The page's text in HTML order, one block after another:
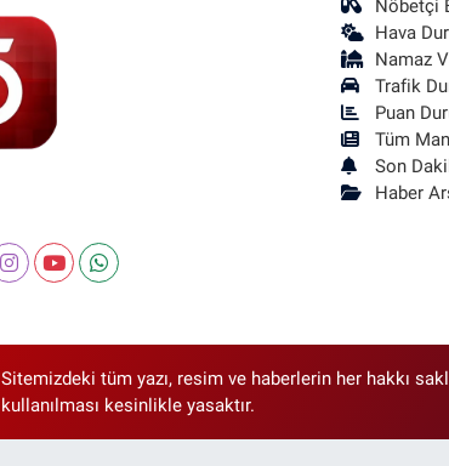
Nöbetçi
Hava
Namaz
Trafik
Puan
Tüm
Son
Haber
Sitemizdeki tüm yazı, resim ve haberlerin her hakkı
kullanılması kesinlikle yasaktır.